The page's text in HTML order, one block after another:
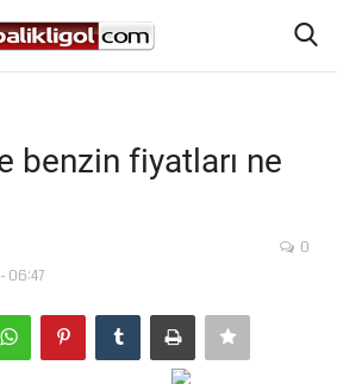
benzin fiyatları ne
06:47
0